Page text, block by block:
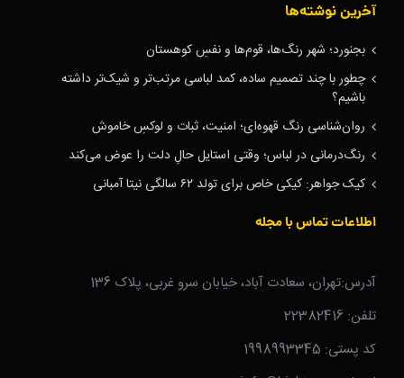
آخرین نوشته‌ها
بجنورد؛ شهر رنگ‌ها، قوم‌ها و نفسِ کوهستان
چطور با چند تصمیم ساده، کمد لباسی مرتب‌تر و شیک‌تر داشته
باشیم؟
روان‌شناسی رنگ قهوه‌ای؛ امنیت، ثبات و لوکسِ خاموش
رنگ‌درمانی در لباس؛ وقتی استایل حالِ دلت را عوض می‌کند
کیک جواهر: کیکی خاص برای تولد ۶۲ سالگی نیتا آمبانی
اطلاعات تماس با مجله
آدرس:تهران، سعادت آباد، خیابان سرو غربی، پلاک 136
تلفن: 22382416
کد پستی: 1998993345